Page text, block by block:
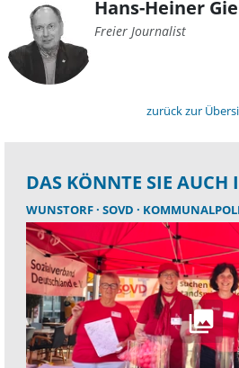
Hans-Heiner
Freier Journalist
zurück zur
DAS KÖNNTE SIE AUCH
WUNSTORF SOVD